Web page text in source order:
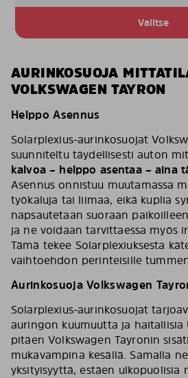
Valitse
AURINKOSUOJA
VOLKSWAGEN TAYRON
Helppo Asennus
Solarplexius-aurinkosuojat
suunniteltu täydellisesti auton
kalvoa – helppo asentaa – aina
Asennus onnistuu muutamassa
työkaluja tai liimaa, eikä kuplia
napsautetaan suoraan
ja ne voidaan tarvittaessa myös
Tämä tekee Solarplexiuksesta
vaihtoehdon perinteisille
Aurinkosuoja Volkswagen
Solarplexius-aurinkosuojat
auringon kuumuutta ja haitallisia
pitäen Volkswagen Tayronin
mukavampina kesällä. Samalla
yksityisyyttä, estäen ulkopuolisia